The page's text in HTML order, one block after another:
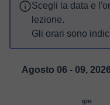
Scegli la data e
lezione.
Gli orari sono
Agosto 06 - 09, 2026
gio